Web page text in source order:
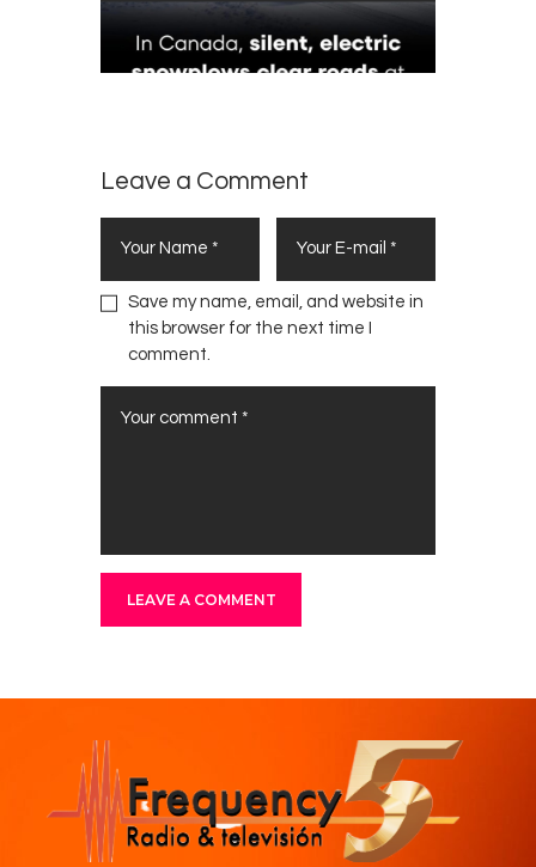
Leave a Comment
Save my name, email, and website in
this browser for the next time I
comment.